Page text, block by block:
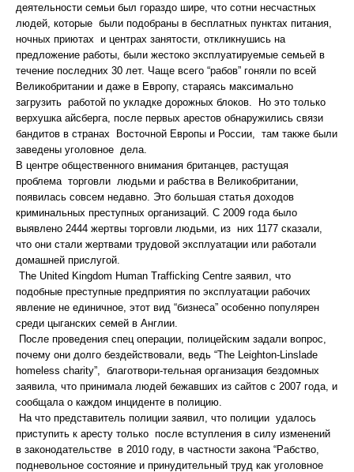
деятельности семьи был гораздо шире, что сотни несчастных
людей, которые были подобраны в бесплатных пунктах питания,
ночных приютах и центрах занятости, откликнушись на
предложение работы, были жестоко эксплуатируемые семьей в
течение последних 30 лет. Чаще всего “рабов” гоняли по всей
Великобритании и даже в Европу, стараясь максимально
загрузить работой по укладке дорожных блоков. Но это только
верхушка айсберга, после первых арестов обнаружились связи
бандитов в странах Восточной Европы и России, там также были
заведены уголовное дела.
В центре общественного внимания британцев, растущая
проблема торговли людьми и рабства в Великобритании,
появилась совсем недавно. Это большая статья доходов
криминальных преступных организаций. С 2009 года было
выявлено 2444 жертвы торговли людьми, из них 1177 сказали,
что они стали жертвами трудовой эксплуатации или работали
домашней прислугой.
The United Kingdom Human Trafficking Centre заявил, что
подобные преступные предприятия по эксплуатации рабочих
явление не единичное, этот вид “бизнеса” особенно популярен
среди цыганских семей в Англии.
После проведения спец операции, полицейским задали вопрос,
почему они долго бездействовали, ведь “The Leighton-Linslade
homeless charity”, благотвори-тельная организация бездомных
заявила, что принимала людей бежавших из сайтов с 2007 года, и
сообщала о каждом инциденте в полицию.
На что представитель полиции заявил, что полиции удалось
приступить к аресту только после вступления в силу изменений
в законодательстве в 2010 году, в частности закона “Рабство,
подневольное состояние и принудительный труд как уголовное